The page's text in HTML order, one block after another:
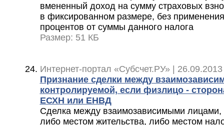
вмененный доход на сумму страховых
в фиксированном размере, без
процентов от суммы данного налога
Размер: 51 КБ
Интернет-портал «Субсчет.РУ» |
Признание сделки между
контролируемой, если физлицо -
ЕСХН или ЕНВД
Сделка между взаимозависимыми лицами,
либо местом жительства, либо местом